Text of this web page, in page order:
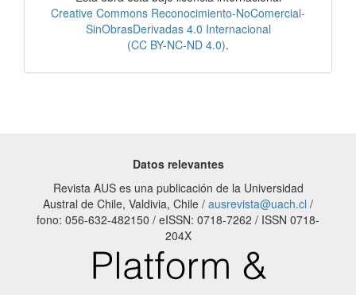
Creative Commons Reconocimiento-NoComercial-
SinObrasDerivadas 4.0 Internacional
(CC BY-NC-ND 4.0).
Datos relevantes
Revista AUS es una publicación de la Universidad
Austral de Chile, Valdivia, Chile / ausrevista@uach.cl /
fono: 056-632-482150 / eISSN: 0718-7262 / ISSN 0718-
204X